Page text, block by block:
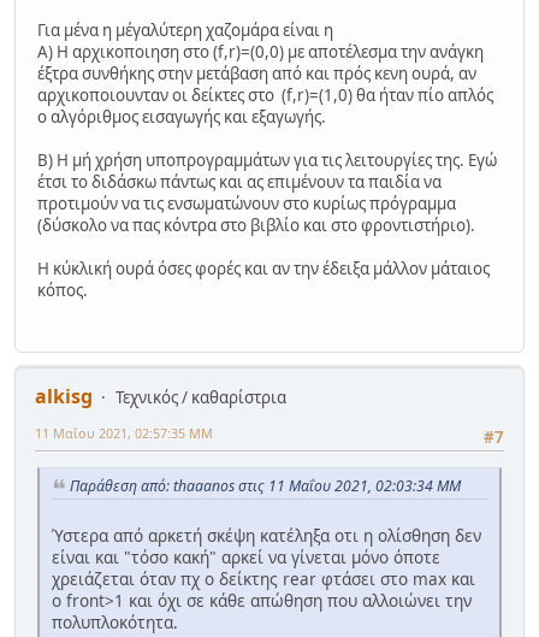
Για μένα η μέγαλύτερη χαζομάρα είναι η
Α) Η αρχικοποιηση στο (f,r)=(0,0) με αποτέλεσμα την ανάγκη
έξτρα συνθήκης στην μετάβαση από και πρός κενη ουρά, αν
αρχικοποιουνταν οι δείκτες στο (f,r)=(1,0) θα ήταν πίο απλός
ο αλγόριθμος εισαγωγής και εξαγωγής.
Β) Η μή χρήση υποπρογραμμάτων για τις λειτουργίες της. Εγώ
έτσι το διδάσκω πάντως και ας επιμένουν τα παιδία να
προτιμούν να τις ενσωματώνουν στο κυρίως πρόγραμμα
(δύσκολο να πας κόντρα στο βιβλίο και στο φροντιστήριο).
Η κύκλική ουρά όσες φορές και αν την έδειξα μάλλον μάταιος
κόπος.
alkisg
Τεχνικός / καθαρίστρια
#7
11 Μαΐου 2021, 02:57:35 ΜΜ
Παράθεση από: thaaanos στις 11 Μαΐου 2021, 02:03:34 ΜΜ
Ύστερα από αρκετή σκέψη κατέληξα οτι η ολίσθηση δεν
είναι και "τόσο κακή" αρκεί να γίνεται μόνο όποτε
χρειάζεται όταν πχ ο δείκτης rear φτάσει στο max και
ο front>1 και όχι σε κάθε απώθηση που αλλοιώνει την
πολυπλοκότητα.